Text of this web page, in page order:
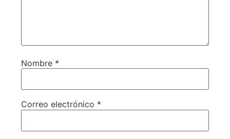
Nombre *
Correo electrónico *